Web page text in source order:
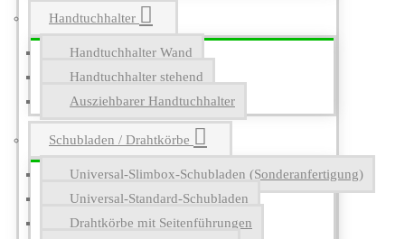
Handtuchhalter
Handtuchhalter Wand
Handtuchhalter stehend
Ausziehbarer Handtuchhalter
Schubladen / Drahtkörbe
Universal-Slimbox-Schubladen (Sonderanfertigung)
Universal-Standard-Schubladen
Drahtkörbe mit Seitenführungen